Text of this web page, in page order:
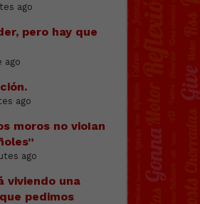
ago
pero hay que
ago
ago
moros no vioIan
ago
viviendo una
pedimos